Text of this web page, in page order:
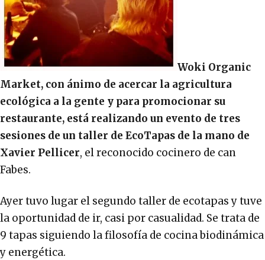
Woki Organic
Market, con ánimo de acercar la agricultura
ecológica a la gente y para promocionar su
restaurante, está realizando un evento de tres
sesiones de un taller de EcoTapas de la mano de
Xavier Pellicer, el reconocido cocinero de can
Fabes.
Ayer tuvo lugar el segundo taller de ecotapas y tuve
la oportunidad de ir, casi por casualidad. Se trata de
9 tapas siguiendo la filosofía de cocina biodinámica
y energética.